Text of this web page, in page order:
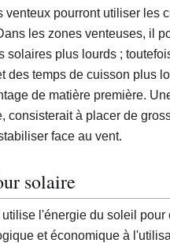
pourront utiliser les
les zones venteuses, il
solaires plus lourds ;
des temps de cuisson plus
de matière première.
consisterait à placer de
face au vent.
solaire
l'énergie du soleil pour
et économique à